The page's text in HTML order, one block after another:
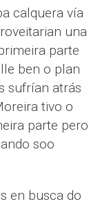
calquera vía
una
parte
ben o plan
sufrían atrás
tivo o
parte pero
soo
en busca do